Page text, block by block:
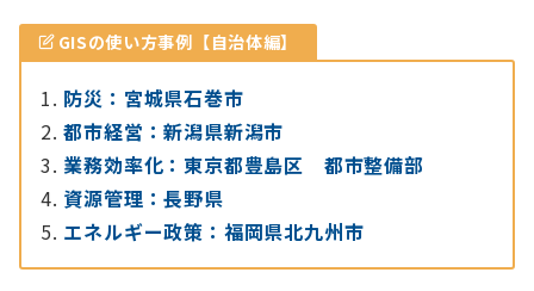
GISの使い方事例【自治体編】
防災：宮城県石巻市
都市経営：新潟県新潟市
業務効率化：東京都豊島区 都市整備部
資源管理：長野県
エネルギー政策：福岡県北九州市